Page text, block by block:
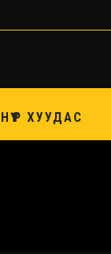
НҮҮР ХУУДАС